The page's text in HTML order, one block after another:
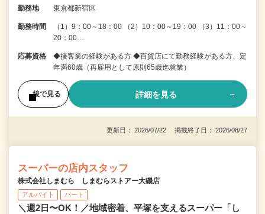
勤務地 東京都新宿区
勤務時間
（1）9：00～18：00 （2）10：00～19：00 （3）11：00～
20：00…
応募資格
◆接客業の経験がある方 ◆百貨店にて勤務経験がある方、定
年満60歳（再雇用として原則65歳迄就業）
後で見る 詳細を見る
更新日： 2026/07/22 掲載終了日： 2026/08/27
スーパーの店内スタッフ
株式会社しまむら しまむらストアー大磯店
アルバイト パート
＼週2日〜OK！／地域密着、平塚を支えるスーパー「し